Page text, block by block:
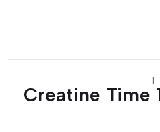
|
Creatine Time